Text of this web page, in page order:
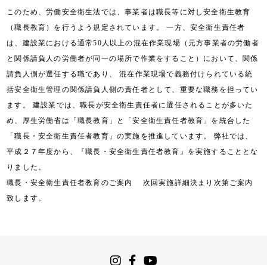
このため、労働安全衛生法では、事業者は職長等に対し安全衛生教育
（職長教育）を行うよう規定されています。 一方、安全衛生責任者
は、建設業における通常50人以上の混在作業現場（元方事業者の労働者
と関係請負人の労働者が同一の場所で作業をすること）において、関係
請負人側が選任する職であり、 混在作業現場で義務付けられている統
括安全衛生管理の関係請負人側の責任者として、重要な職務を担ってい
ます。 建設業では、職長が安全衛生責任者に選任されることが多いた
め、厚生労働省は「職長教育」と「安全衛生責任者教育」を統合した
「職長・安全衛生責任者教育」の実施を推進しています。 弊社では、
平成２７年度から、『職長・安全衛生責任者教育』を実施することとな
りました。
職長・安全衛生責任者教育のご案内 次回実施詳細決まり次第ご案内
致します。